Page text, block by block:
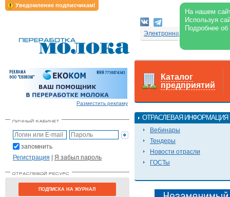
Уведомление подписчикам!
На нашем
Используя
Подробнее
Электронная версия
Разместить рекламу
запомнить
Регистрация | Я забыл пароль
ПОДПИСКА НА ЖУРНАЛ
Каталог
предприятий
ОТРАСЛЕВАЯ ИНФОРМАЦИЯ
Вебинары
Тендеры
Новости отрасли
ГОСТы